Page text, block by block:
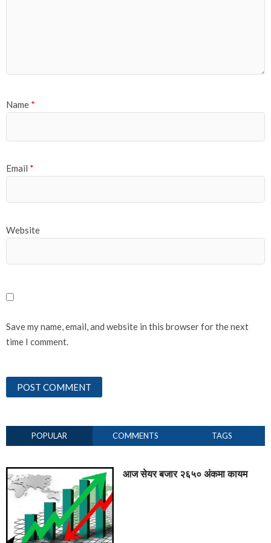
Name *
Email *
Website
Save my name, email, and website in this browser for the next
time I comment.
POPULAR COMMENTS TAGS
आज सेयर बजार २६५० अंकमा कायम